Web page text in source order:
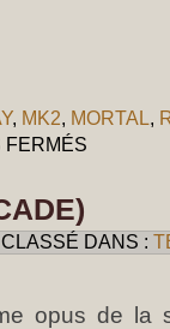
, MK2, MORTAL,
FERMÉS
CLASSÉ DANS :
opus de la